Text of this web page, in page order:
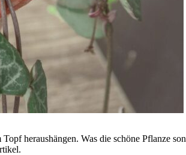
heraushängen. Was die schöne Pflanze